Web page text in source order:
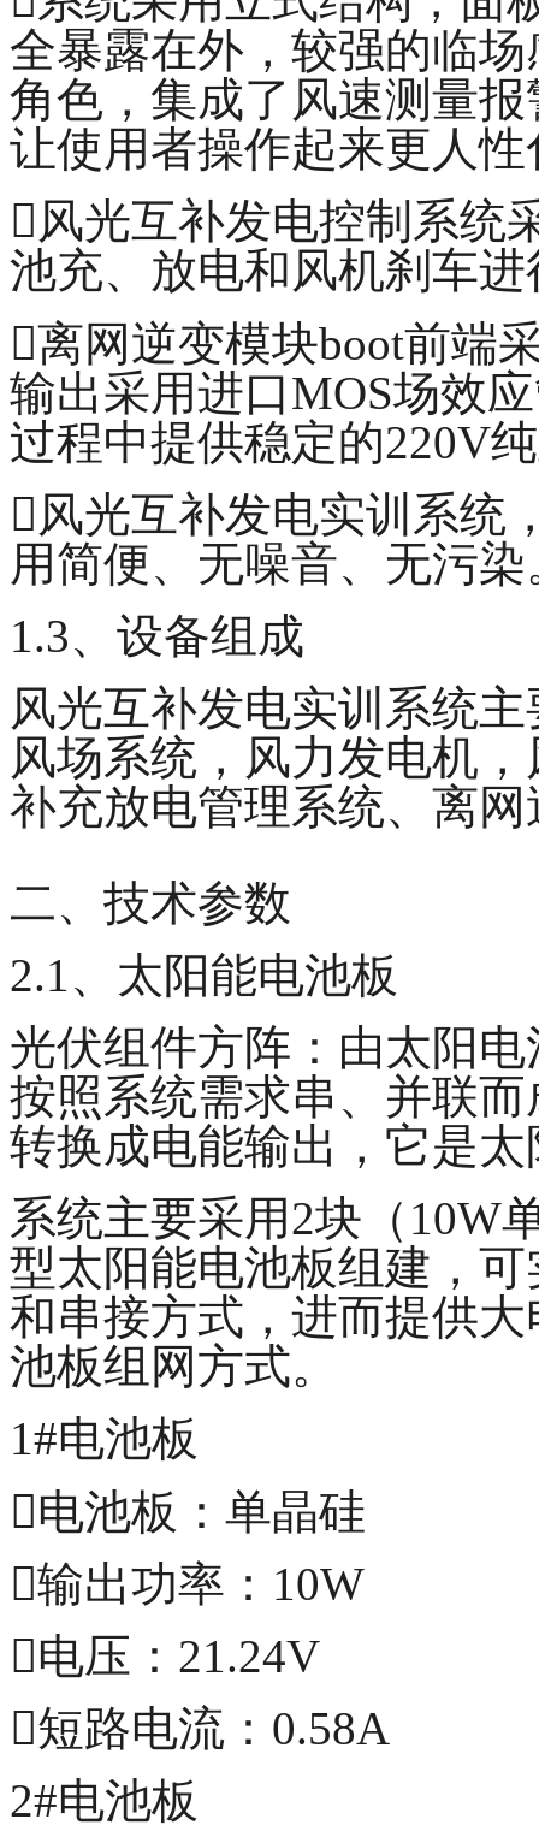
全暴露在外，较强的临
角色，集成了风速测量
让使用者操作起来更人性
风光互补发电控制系统
池充、放电和风机刹车
离网逆变模块boot前端
输出采用进口MOS场效
过程中提供稳定的220V
风光互补发电实训系统
用简便、无噪音、无污染
1.3、设备组成
风光互补发电实训系统
风场系统，风力发电机
补充放电管理系统、离
二、技术参数
2.1、太阳能电池板
光伏组件方阵：由太阳
按照系统需求串、并联
转换成电能输出，它是
系统主要采用2块（10W
型太阳能电池板组建，
和串接方式，进而提供
池板组网方式。
1#电池板
电池板：单晶硅
输出功率：10W
电压：21.24V
短路电流：0.58A
2#电池板